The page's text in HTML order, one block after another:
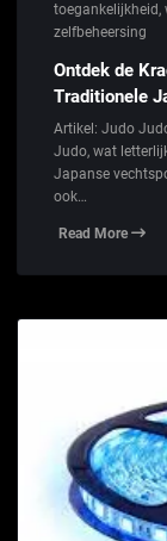
toegankelijkheid,
zelfbeheersing
Ontdek de
Traditionele
Artikel: Judo
Judo, wat
Japanse
ook…
Read More